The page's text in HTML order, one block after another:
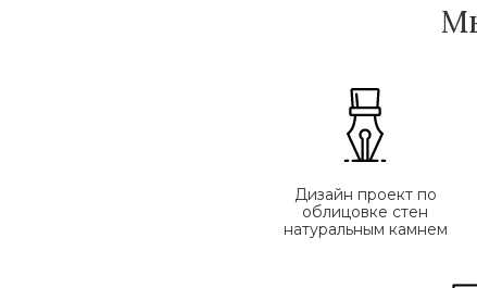
Дизайн проект по
облицовке стен
натуральным камнем